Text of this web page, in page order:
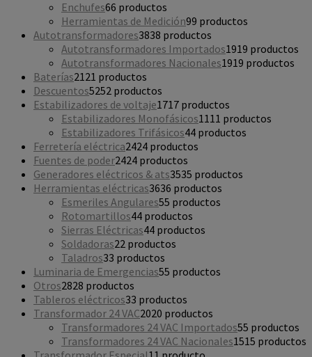
Enchufes66 productos
Herramientas de Medición99 productos
Autotransformadores3838 productos
Autotransformadores Importados1919 productos
Autotransformadores Nacionales1919 productos
Baterías21 21 productos
Descuentos5252 productos
Estabilizadores de voltaje1717 productos
Estabilizadores Monofásicos11 11 productos
Estabilizadores Trifásicos44 productos
Ferretería eléctrica2424 productos
Fuentes de poder2424 productos
Generadores eléctricos & ats3535 productos
Herramientas eléctricas3636 productos
Esmeriles Angulares55 productos
Rotomartillos44 productos
Sierras Eléctricas44 productos
Soldadoras22 productos
Taladros33 productos
Luminaria de Emergencias55 productos
Otros2828 productos
Tableros eléctricos33 productos
Transformador 24 VAC2020 productos
Transformadores 24 VAC Importados55 productos
Transformadores 24 VAC Nacionales1515 productos